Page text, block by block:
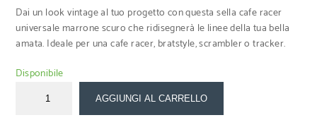
Dai un look vintage al tuo progetto con questa sella cafe racer
universale marrone scuro che ridisegnerà le linee della tua bella
amata. Ideale per una cafe racer, bratstyle, scrambler o tracker.
Disponibile
AGGIUNGI AL CARRELLO